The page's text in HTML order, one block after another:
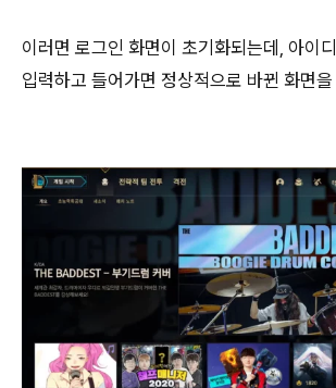
이러면 로그인 화면이 초기화되는데, 아이
입력하고 들어가면 정상적으로 바뀐 화면